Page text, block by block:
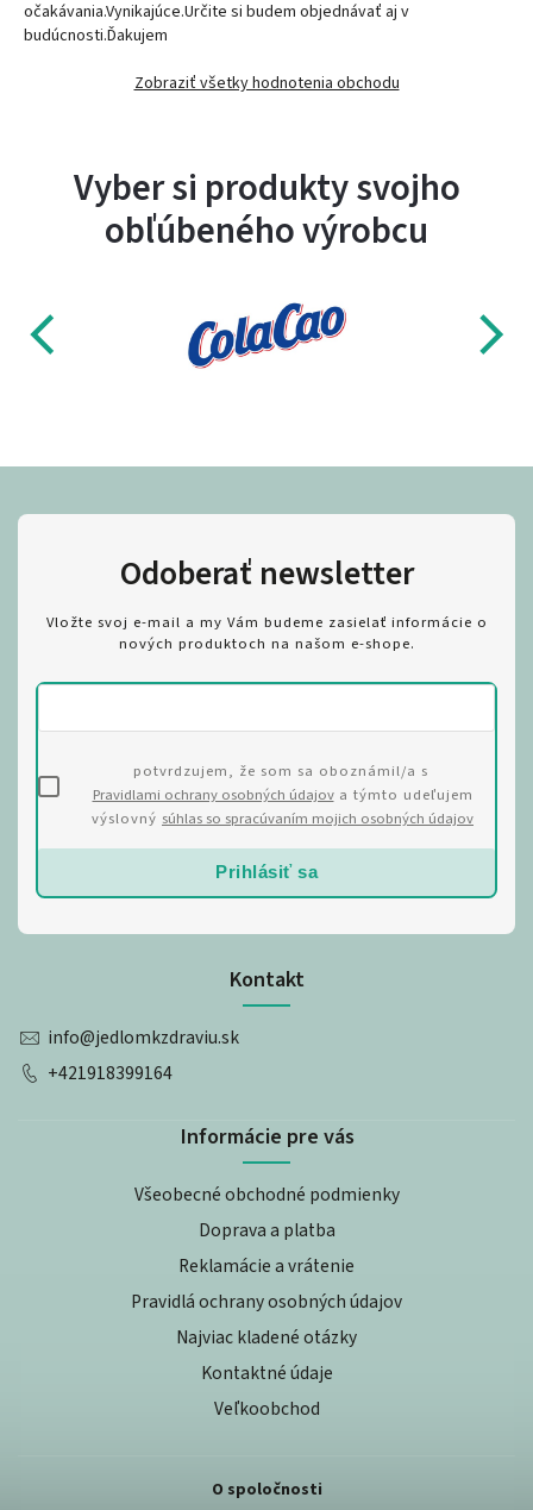
očakávania.Vynikajúce.Určite si budem objednávať aj v
budúcnosti.Ďakujem
Zobraziť všetky hodnotenia obchodu
Vyber si produkty svojho
obľúbeného výrobcu
Kontakt
info@jedlomkzdraviu.sk
+421918399164
Informácie pre vás
Všeobecné obchodné podmienky
Doprava a platba
Reklamácie a vrátenie
Pravidlá ochrany osobných údajov
Najviac kladené otázky
Kontaktné údaje
Veľkoobchod
O spoločnosti
Odoberať newsletter
Vložte svoj e-mail a my Vám budeme zasielať informácie o
nových produktoch na našom e-shope.
potvrdzujem, že som sa oboznámil/a s
Pravidlami ochrany osobných údajova týmto udeľujem
výslovný súhlas so spracúvaním mojich osobných údajov
Prihlásiť sa